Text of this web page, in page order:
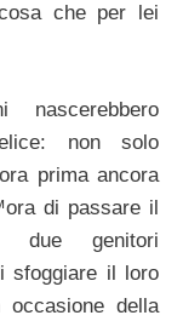
che per lei
non solo
prima ancora
di passare il
genitori
sfoggiare il loro
della